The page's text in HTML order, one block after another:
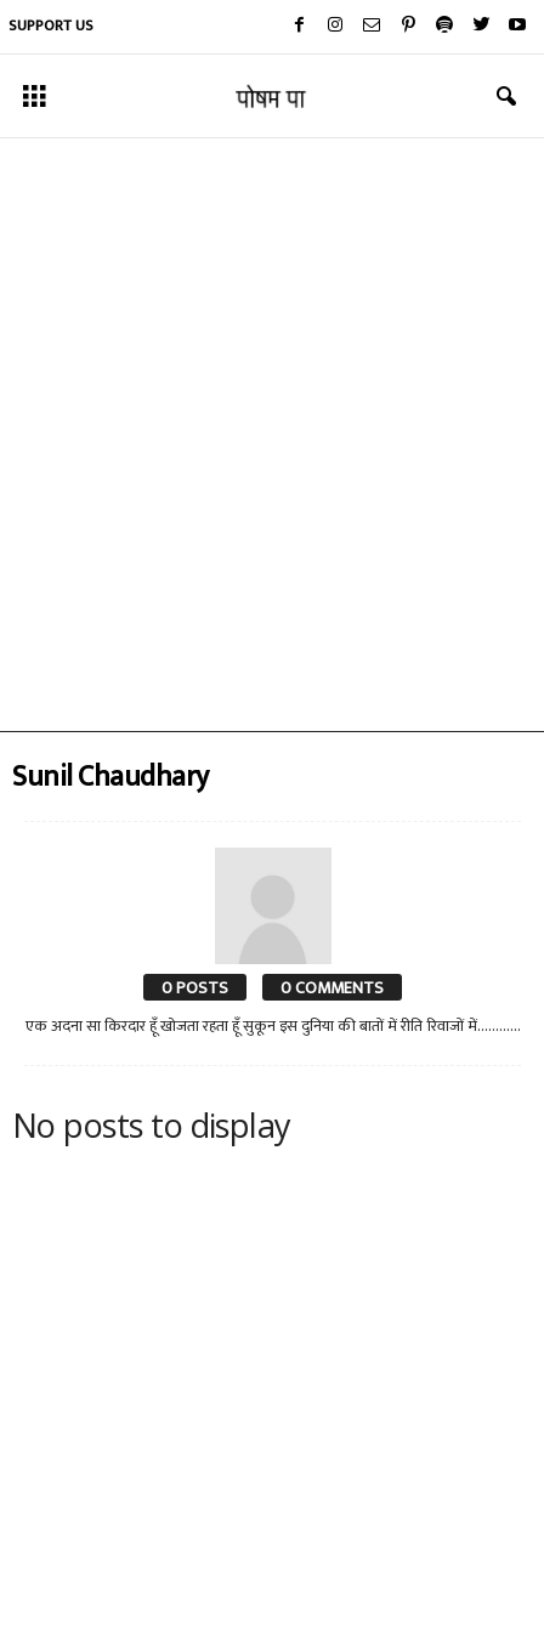
SUPPORT US
Sunil Chaudhary
0 POSTS 0 COMMENTS
एक अदना सा किरदार हूँ खोजता रहता हूँ सुकून इस दुनिया की बातों में रीति रिवाजों में............
No posts to display